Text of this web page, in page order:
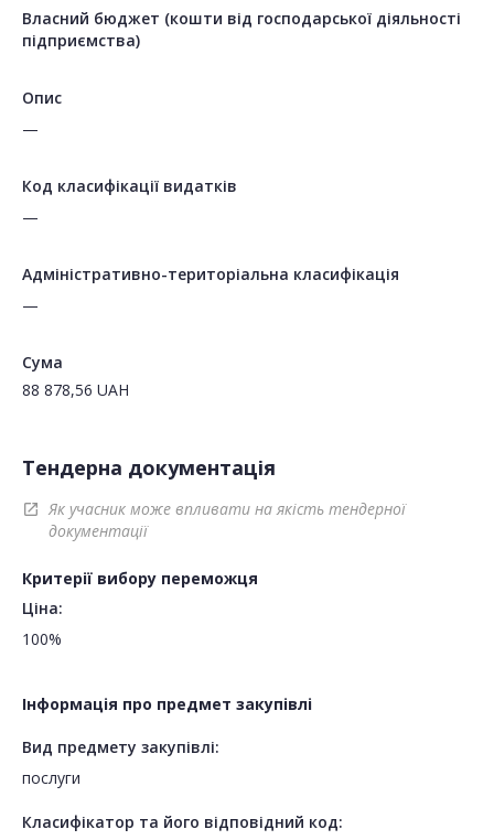
Власний бюджет (кошти від господарської діяльності
підприємства)
Опис
—
Код класифікації видатків
—
Адміністративно-територіальна класифікація
—
Сума
88 878,56 UAH
Тендерна документація
open_in_new
Як учасник може впливати на якість тендерної
документації
Критерії вибору переможця
Ціна:
100%
Інформація про предмет закупівлі
Вид предмету закупівлі:
послуги
Класифікатор та його відповідний код: